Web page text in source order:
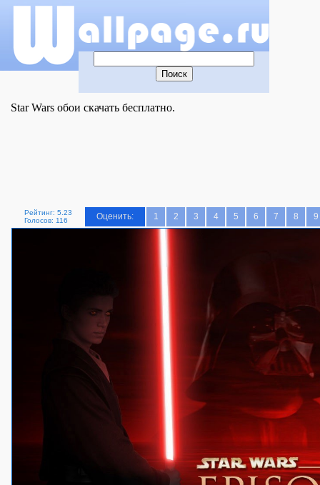
Star Wars обои скачать бесплатно.
Рейтинг: 5.23
Голосов: 116
Оценить: 1 2 3 4 5 6 7 8 9